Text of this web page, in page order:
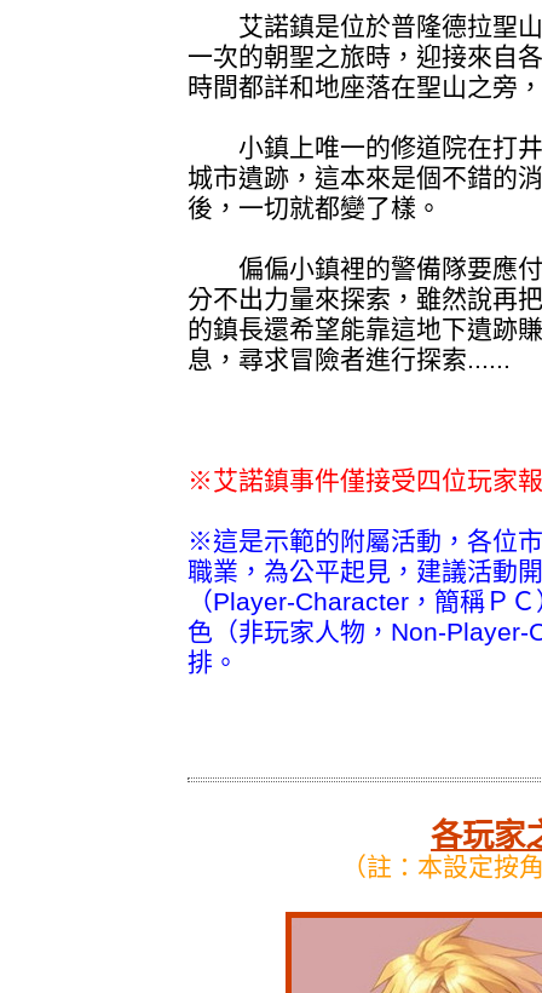
艾諾鎮是位於普隆德拉聖山
一次的朝聖之旅時，迎接來自
時間都詳和地座落在聖山之旁
小鎮上唯一的修道院在打井
城市遺跡，這本來是個不錯的
後，一切就都變了樣。
偏偏小鎮裡的警備隊要應付
分不出力量來探索，雖然說再
的鎮長還希望能靠這地下遺跡
息，尋求冒險者進行探索......
※艾諾鎮事件僅接受四位玩家
※這是示範的附屬活動，各位
職業，為公平起見，建議活動
（Player-Character，簡稱Ｐ
色（非玩家人物，Non-Player-
排。
各玩家
（註：本設定按